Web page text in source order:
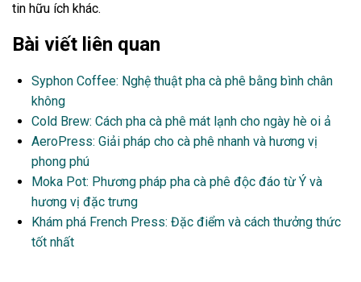
tin hữu ích khác.
Bài viết liên quan
Syphon Coffee: Nghệ thuật pha cà phê bằng bình chân
không
Cold Brew: Cách pha cà phê mát lạnh cho ngày hè oi ả
AeroPress: Giải pháp cho cà phê nhanh và hương vị
phong phú
Moka Pot: Phương pháp pha cà phê độc đáo từ Ý và
hương vị đặc trưng
Khám phá French Press: Đặc điểm và cách thưởng thức
tốt nhất